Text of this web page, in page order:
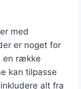
med
er noget for
en række
kan tilpasse
alt fra